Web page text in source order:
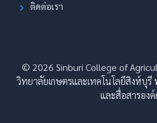
ติดต่อเรา
© 2026 Sinburi College of
วิทยาลัยเกษตรและเทคโนโลยีสิงห์บุ
และสื่อสารองค์